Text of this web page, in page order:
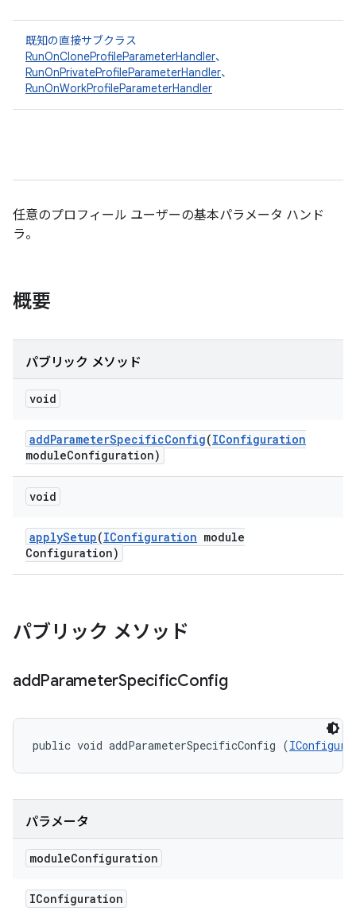
既知の直接サブクラス
RunOnCloneProfileParameterHandler、
RunOnPrivateProfileParameterHandler、
RunOnWorkProfileParameterHandler
任意のプロフィール ユーザーの基本パラメータ ハンド
ラ。
概要
パブリック メソッド
void
addParameterSpecificConfig(IConfiguration
moduleConfiguration)
void
applySetup(IConfiguration module
Configuration)
パブリック メソッド
addParameterSpecificConfig
public void addParameterSpecificConfig (
パラメータ
moduleConfiguration
IConfiguration